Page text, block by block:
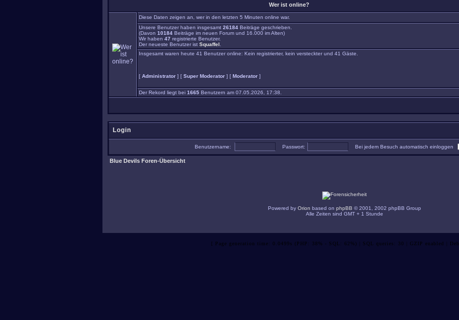
Wer ist online?
Diese Daten zeigen an, wer in den letzten 5 Minuten online war.
Unsere Benutzer haben insgesamt 26184 Beiträge geschrieben.
(Davon 10184 Beiträge im neuen Forum und 16.000 im Alten)
Wir haben 47 registrierte Benutzer.
Der neueste Benutzer ist Squaffel
Insgesamt waren heute 41 Benutzer online: Kein registrierter, kein versteckter und 41 Gäste.
[ Administrator ] [ Super Moderator ] [ Moderator ]
Der Rekord liegt bei 1665 Benutzern am 07.05.2026, 17:38.
Login
Benutzername: Passwort: Bei jedem Besuch automatisch einloggen
Blue Devils Foren-Übersicht
Powered by Orion based on phpBB © 2001, 2002 phpBB Group
Alle Zeiten sind GMT + 1 Stunde
[ Page generation time: 0.0499s (PHP: 38% - SQL: 62%) | SQL queries: 30 | GZIP enabled |